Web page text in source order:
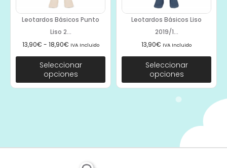
Leotardos Básicos Punto
Liso 2...
13,90€ - 18,90€ IVA Incluido
Seleccionar
opciones
Leotardos Básicos Liso
2019/1...
13,90€ IVA Incluido
Seleccionar
opciones